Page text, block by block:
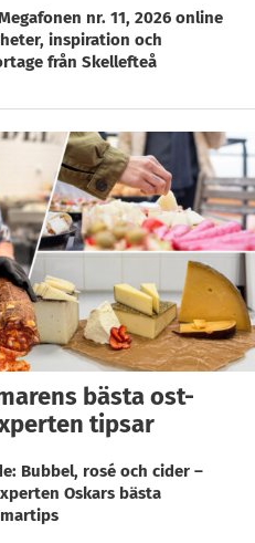
nr. 11, 2026 online
inspiration och
från Skellefteå
bästa ost-
tipsar
Bubbel, rosé och cider –
Oskars bästa